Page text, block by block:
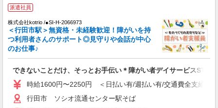
派遣社員
株式会社kotrio /●SI-H-2066973
＜行田市駅＞無資格・未経験歓迎！障がいを持
つ利用者さんのサポート◎見守りや会話が中心
のお仕事♪
できないことだけ、そっとお手伝い＊障がい者デイサービスSTAFF
時給1600円〜2250円 ＜日払い有/週払い有/交通費全支給(ガ
行田市 ソシオ流通センター駅そば